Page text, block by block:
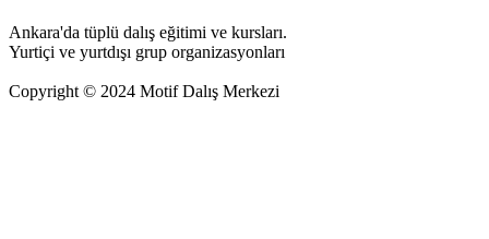
Ankara'da tüplü dalış eğitimi ve kursları.
Yurtiçi ve yurtdışı grup organizasyonları
Copyright © 2024 Motif Dalış Merkezi